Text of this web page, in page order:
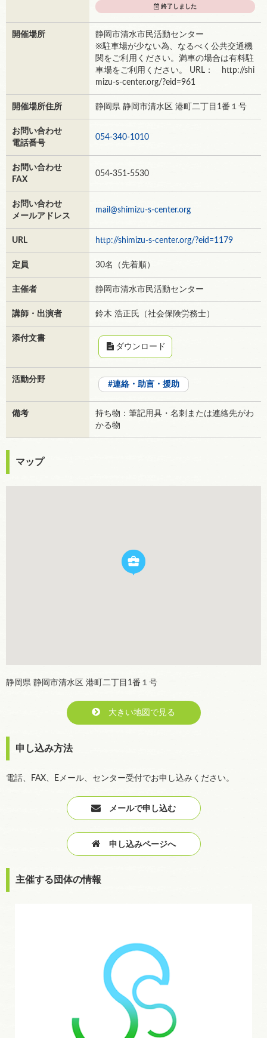
終了しました
開催場所
静岡市清水市民活動センター
※駐車場が少ない為、なるべく公共交通機
関をご利用ください。満車の場合は有料駐
車場をご利用ください。 URL： http://shi
mizu-s-center.org/?eid=961
開催場所住所 静岡県 静岡市清水区 港町二丁目1番１号
お問い合わせ
電話番号
054-340-1010
お問い合わせ
FAX
054-351-5530
お問い合わせ
メールアドレス
mail@shimizu-s-center.org
URL http://shimizu-s-center.org/?eid=1179
定員 30名（先着順）
主催者 静岡市清水市民活動センター
講師・出演者 鈴木 浩正氏（社会保険労務士）
添付文書
ダウンロード
活動分野
連絡・助言・援助
備考
持ち物：筆記用具・名刺または連絡先がわ
かる物
マップ
静岡県 静岡市清水区 港町二丁目1番１号
大きい地図で見る
申し込み方法
電話、FAX、Eメール、センター受付でお申し込みください。
メールで申し込む
申し込みページへ
主催する団体の情報